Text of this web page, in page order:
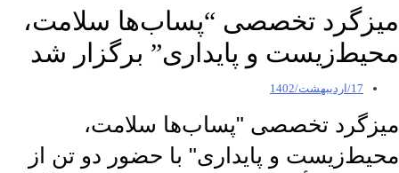
میزگرد تخصصی “پساب‌ها سلامت،
محیط‌زیست و پایداری” برگزار شد
17/اردیبهشت/1402
میزگرد تخصصی "پساب‌ها سلامت،
محیط‌زیست و پایداری" با حضور دو تن از